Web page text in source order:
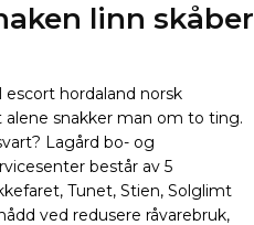
linn skåber
escort hordaland norsk
snakker man om to ting.
Lagård bo- og
består av 5
Tunet, Stien, Solglimt
ved redusere råvarebruk,